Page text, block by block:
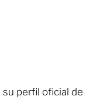
perfil oficial de